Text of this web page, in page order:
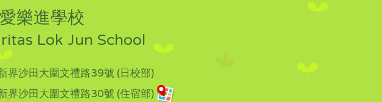
樂進學校
Lok Jun School
界沙田大圍文禮路39號 (日校部)
界沙田大圍文禮路30號 (住宿部)